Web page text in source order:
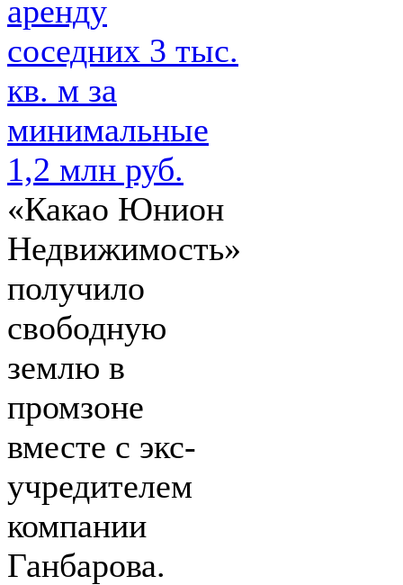
аренду
соседних 3 тыс.
кв. м за
минимальные
1,2 млн руб.
«Какао Юнион
Недвижимость»
получило
свободную
землю в
промзоне
вместе с экс-
учредителем
компании
Ганбарова.